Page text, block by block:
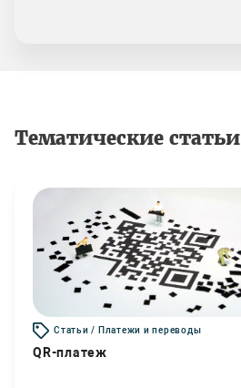
Тематические статьи
Статьи / Платежи и переводы
QR-платеж